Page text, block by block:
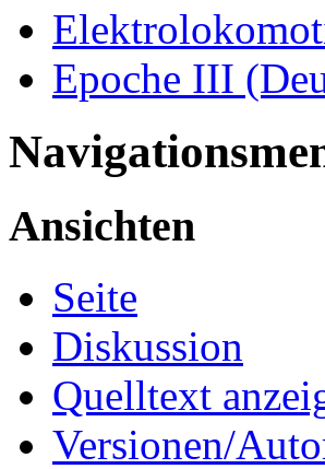
Epoche III
Ansichten
Seite
Diskussion
Quelltext
Versionen/